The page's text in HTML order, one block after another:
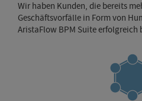
Wir haben Kunden, die bereits
Geschäftsvorfälle in Form von
AristaFlow BPM Suite erfolgreich